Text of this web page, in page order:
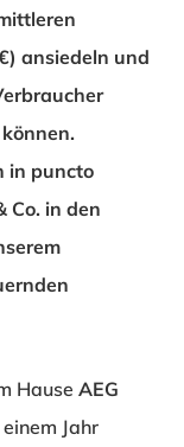
ansiedeln und
in puncto
Co. in den
Hause AEG
Jahr